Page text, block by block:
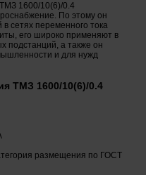
1600/10(6)/0.4
По этому он
сетях переменного тока
его широко применяют в
подстанций, а также он
и для нужд
ТМЗ 1600/10(6)/0.4
размещения по ГОСТ